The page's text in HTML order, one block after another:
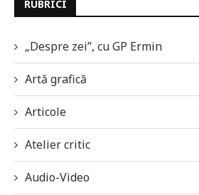
RUBRICI
„Despre zei”, cu GP Ermin
Artă grafică
Articole
Atelier critic
Audio-Video